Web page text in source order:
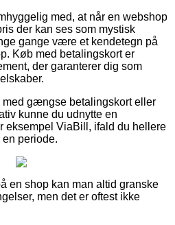
med, at når en webshop
der kan ses som mystisk
gange være et kendetegn på
Køb med betalingskort er
der garanterer dig som
gængse betalingskort eller
kunne du udnytte en
eksempel ViaBill, ifald du hellere
periode.
en shop kan man altid granske
men det er oftest ikke